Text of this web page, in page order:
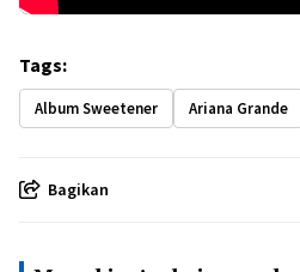
Tags:
Album Sweetener Ariana Grande
Bagikan